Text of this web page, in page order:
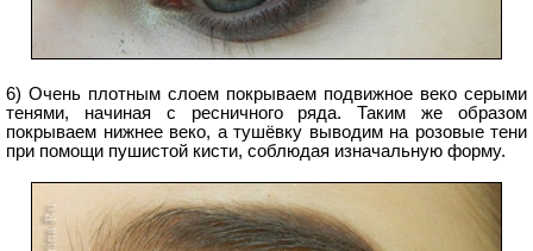
6) Очень плотным слоем покрываем подвижное веко серыми
тенями, начиная с ресничного ряда. Таким же образом
покрываем нижнее веко, а тушёвку выводим на розовые тени
при помощи пушистой кисти, соблюдая изначальную форму.